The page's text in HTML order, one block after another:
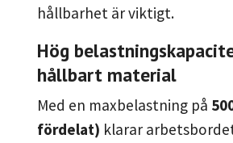
hållbarhet är viktigt.
Hög
hållbart material
Med en maxbelastning på
fördelat) klarar